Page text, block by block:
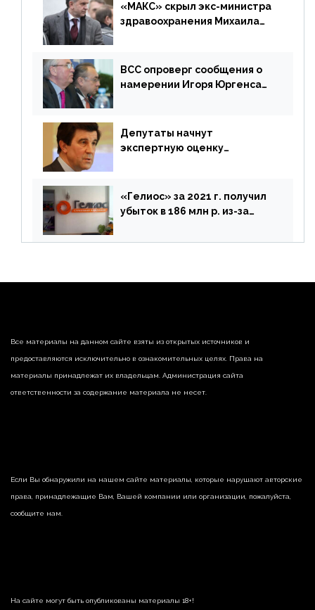
«МАКС» скрыл экс-министра
здравоохранения Михаила
ВСС опроверг сообщения о
намерении Игоря Юргенса
Депутаты начнут
экспертную оценку
«Гелиос» за 2021 г. получил
убыток в 186 млн р. из-за
реализации недвижимости
Все материалы на данном сайте взяты из открытых источников и
предоставляются исключительно в ознакомительных целях. Права на
материалы принадлежат их владельцам. Администрация сайта
ответственности за содержание материала не несет.
Если Вы обнаружили на нашем сайте материалы, которые нарушают авторские
права, принадлежащие Вам, Вашей компании или организации, пожалуйста,
сообщите нам.
На сайте могут быть опубликованы материалы 18+!